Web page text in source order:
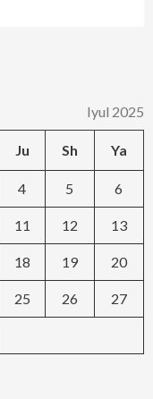
Iyul 2025
Ju Sh Ya
4 5 6
11 12 13
18 19 20
25 26 27